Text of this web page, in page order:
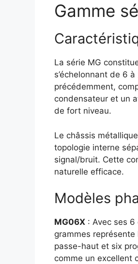
Gamme
La série MG
s’échelonnant de 6
précédemment,
condensateur et un
de fort niveau.
Le châssis
topologie interne
signal/bruit. Cette
naturelle efficace.
Modèles
MG06X : Avec ses
grammes
passe-haut et six
comme un excellent